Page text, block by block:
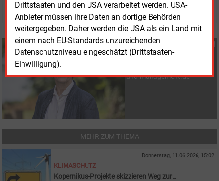
Drittstaaten und den USA verarbeitet werden. USA-
Anbieter müssen ihre Daten an dortige Behörden
weitergegeben. Daher werden die USA als ein Land mit
einem nach EU-Standards unzureichenden
Datenschutzniveau eingeschätzt (Drittstaaten-
Einwilligung).
© 2026 Energie & Management GmbH
Susanne Harmsen
+49 (0) 151 28207503
und-management.de
MEHR ZUM THEMA
Donnerstag, 11.06.2026, 15:02
KLIMASCHUTZ
Kopernikus-Projekte skizzieren Weg zur